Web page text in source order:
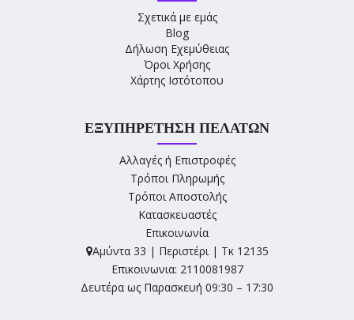
Σχετικά με εμάς
Blog
Δήλωση Εχεμύθειας
Όροι Χρήσης
Χάρτης Ιστότοπου
ΕΞΥΠΗΡΈΤΗΣΗ ΠΕΛΑΤΏΝ
Αλλαγές ή Επιστροφές
Τρόποι Πληρωμής
Τρόποι Αποστολής
Κατασκευαστές
Επικοινωνία
Αμύντα 33 | Περιστέρι | Τκ 12135
Επικοινωνια: 2110081987
Δευτέρα ως Παρασκευή 09:30 – 17:30